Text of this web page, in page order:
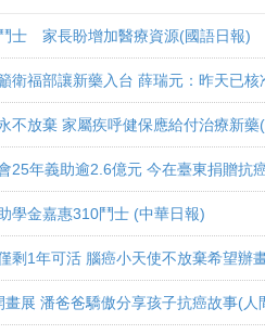
士 家長盼增加醫療資源(國語日報)
衛福部讓新藥入台 薛瑞元：昨天已
不放棄 家屬疾呼健保應給付治療新藥
25年義助逾2.6億元 今在臺東捐贈抗
學金嘉惠310鬥士 (中華日報)
剩1年可活 腦癌小天使不放棄希望辦
展 潘爸爸驕傲分享孩子抗癌故事(人